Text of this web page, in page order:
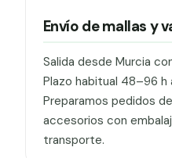
Envío de mallas y
Salida desde Murcia
Plazo habitual 48–96 h
Preparamos pedidos
accesorios con
transporte.